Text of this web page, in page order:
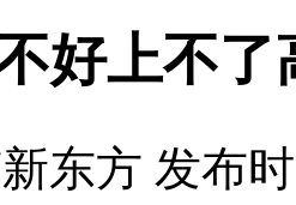
好上不了
东方 发布